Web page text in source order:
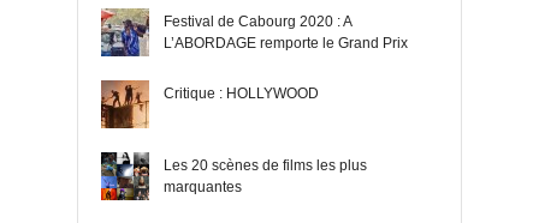
Festival de Cabourg 2020 : A
L’ABORDAGE remporte le Grand Prix
Critique : HOLLYWOOD
Les 20 scènes de films les plus
marquantes